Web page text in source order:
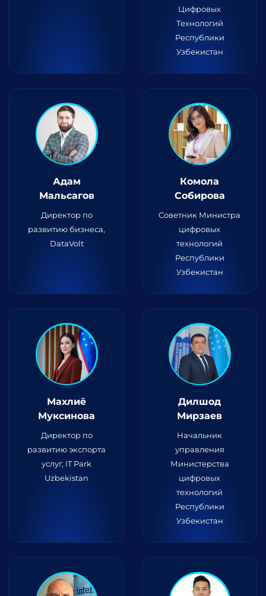
Цифровых
Технологий
Республики
Узбекистан
Адам
Мальсагов
Директор по
развитию бизнеса,
DataVolt
Комола
Собирова
Советник Министра
цифровых
технологий
Республики
Узбекистан
Махлиё
Муксинова
Директор по
развитию экспорта
услуг, IT Park
Uzbekistan
Дилшод
Мирзаев
Начальник
управления
Министерства
цифровых
технологий
Республики
Узбекистан